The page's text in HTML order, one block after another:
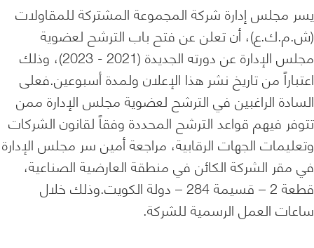
يسر مجلس إدارة شركة المجموعة المشتركة للمقاولات
(ش.م.ك.ع)، أن تعلن عن فتح باب الترشح لعضوية
مجلس الإدارة عن دورته الجديدة (2021 - 2023)، وذلك
اعتباراً من تاريخ نشر هذا الإعلان ولمدة أسبوعين.فعلى
السادة الراغبين في الترشح لعضوية مجلس الإدارة ممن
تتوفر فيهم قواعد الترشح المحددة وفقاً لقانون الشركات
وتعليمات الجهات الرقابية، مراجعة أمين سر مجلس الإدارة
في مقر الشركة الكائن في منطقة العارضية الصناعية،
قطعة 2 – قسيمة 284 – دولة الكويت.وذلك خلال
ساعات العمل الرسمية للشركة.